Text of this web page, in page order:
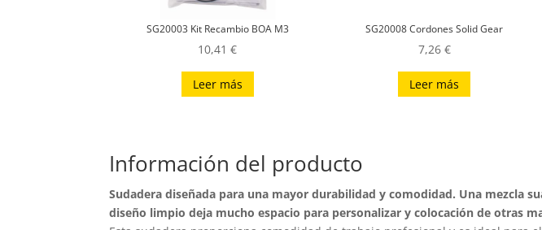
SG20003 Kit Recambio BOA M3
10,41€
Leer más
SG20008 Cordones Solid Gear
7,26 €
Leer más
Información del producto
Sudadera diseñada para una mayor durabilidad y comodidad. Una mezcla
diseño limpio deja mucho espacio para personalizar y colocación de otras